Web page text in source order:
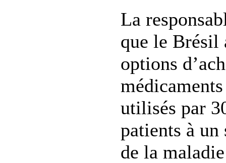
La
que le Brésil
options
utilisés par
patients à un
de la